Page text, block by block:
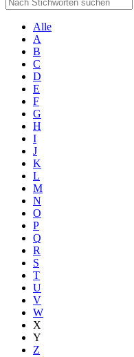
Alle
A
B
C
D
E
F
G
H
I
J
K
L
M
N
O
P
Q
R
S
T
U
V
W
X
Y
Z